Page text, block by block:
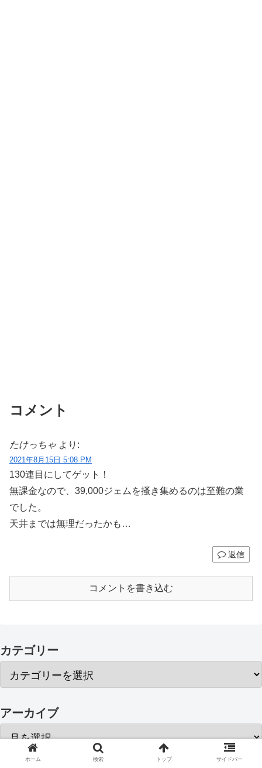
コメント
たけっちゃ より:
2021年8月15日 5:08 PM
130連目にしてゲット！
無課金なので、39,000ジェムを掻き集めるのは至難の業
でした。
天井までは無理だったかも…
返信
コメントを書き込む
カテゴリー
アーカイブ
ホーム 検索 トップ サイドバー